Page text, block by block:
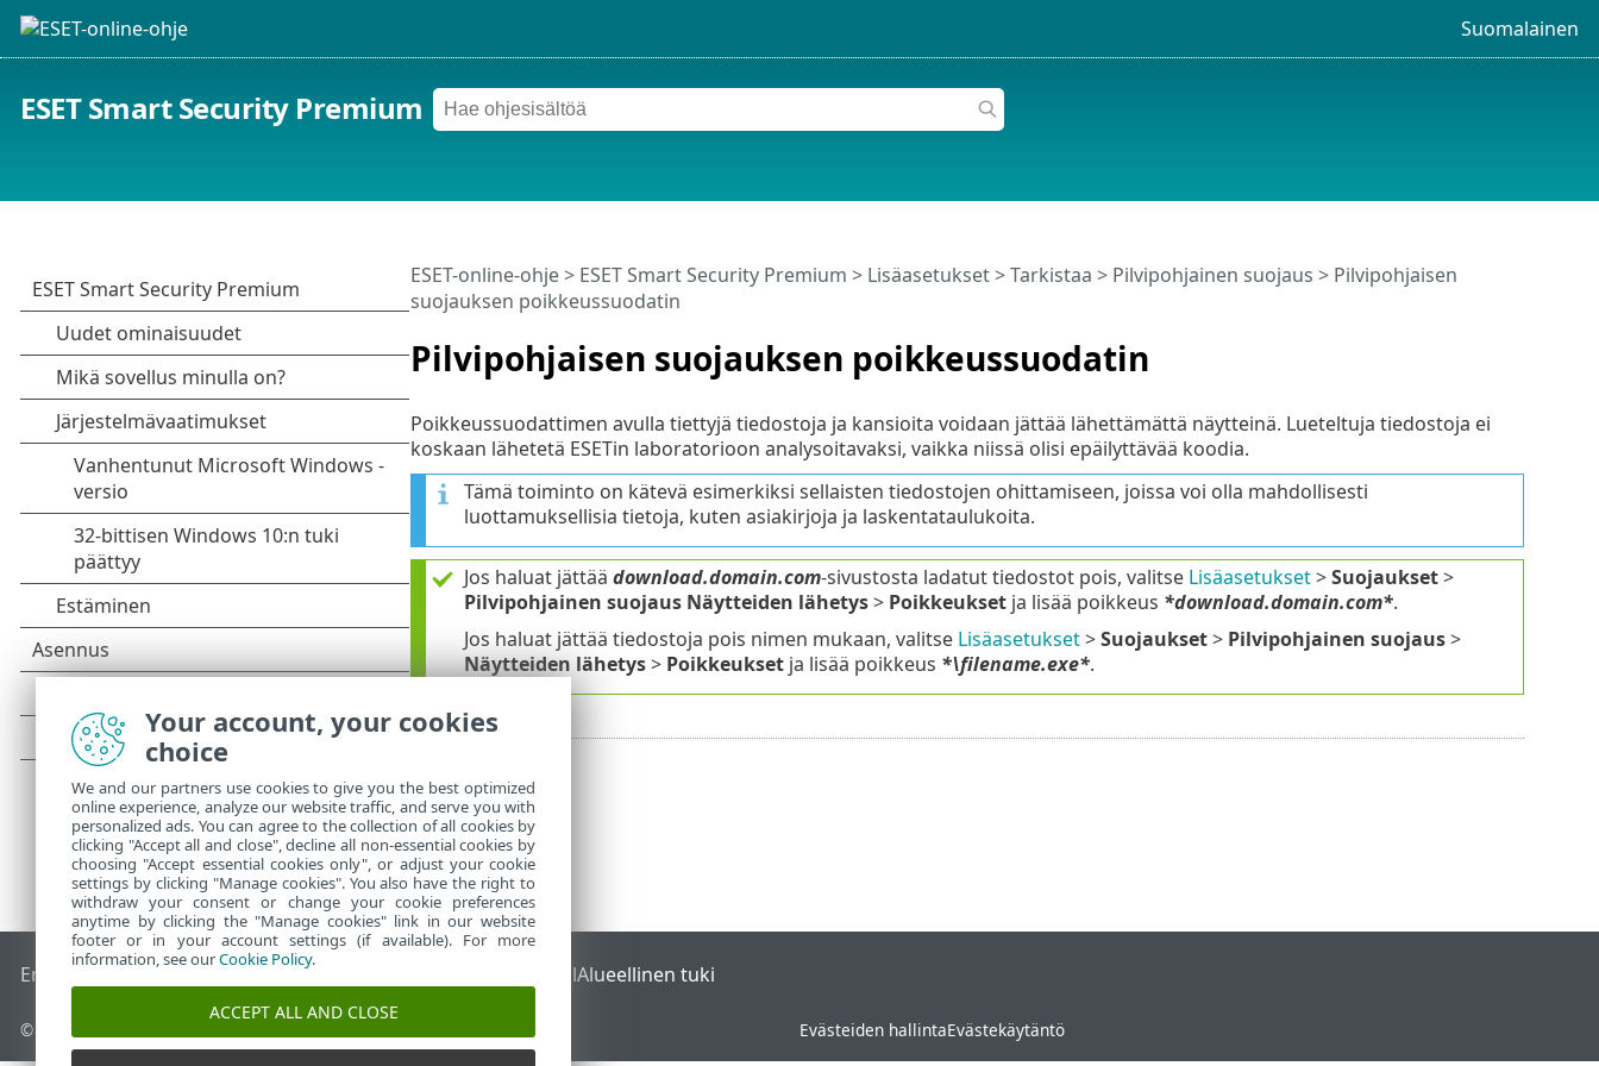
Suomalainen
ESET Smart Security Premium
Pilvipohjaisen suojauksen poikkeussuodatin
ESET-online-ohje> ESET Smart Security Premium > Lisäasetukset>Tarkistaa > Pilvipohjainen suojaus > Pilvipohjaisen
suojauksen poikkeussuodatin
Poikkeussuodattimen avulla tiettyjä tiedostoja ja kansioita voidaan jättää lähettämättä näytteinä. Lueteltuja tiedostoja ei
koskaan lähetetä ESETin laboratorioon analysoitavaksi, vaikka niissä olisi epäilyttävää koodia.
Tämä toiminto on kätevä esimerkiksi sellaisten tiedostojen ohittamiseen, joissa voi olla mahdollisesti
luottamuksellisia tietoja, kuten asiakirjoja ja laskentataulukoita.
Jos haluat jättää download.domain.com-sivustosta ladatut tiedostot pois, valitse Lisäasetukset>Suojaukset>
Pilvipohjainen suojaus Näytteiden lähetys> Poikkeuksetja lisää poikkeus *download.domain.com*.
Jos haluat jättää tiedostoja pois nimen mukaan, valitse Lisäasetukset>Suojaukset> Pilvipohjainen suojaus>
Näytteiden lähetys> Poikkeuksetja lisää poikkeus *\filename.exe*.
End of Life ESET-tietämyskanta ESET-foorumi ESET Status PortalAlueellinen tuki
© 1992 - 2026 ESET, spol. s r.o. – Kaikki oikeudet pidätetään. Evästeiden hallintaEvästekäytäntö
Your account, your cookies
choice
We and our partners use cookies to give you the best optimized
online experience, analyze our website traffic, and serve you with
personalized ads. You can agree to the collection of all cookies by
clicking "Accept all and close", decline all non-essential cookies by
choosing "Accept essential cookies only", or adjust your cookie
settings by clicking "Manage cookies". You also have the right to
withdraw your consent or change your cookie preferences
anytime by clicking the "Manage cookies" link in our website
footer or in your account settings (if available). For more
information, see ourCookie Policy.
ACCEPT ALL AND CLOSE